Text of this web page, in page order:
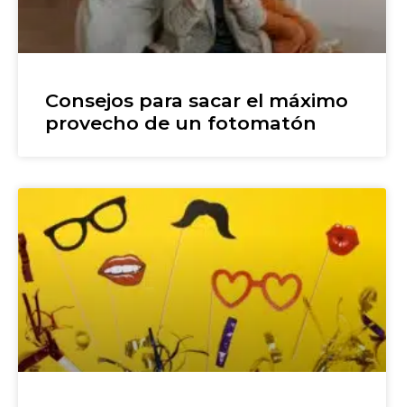
Consejos para sacar el máximo
provecho de un fotomatón